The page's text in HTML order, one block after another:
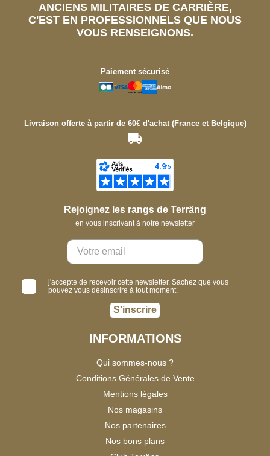
ANCIENS MILITAIRES DE CARRIÈRE,
C'EST EN PROFESSIONNELS QUE NOUS
VOUS RENSEIGNONS.
Paiement sécurisé
Livraison offerte à partir de 60€ d'achat (France et Belgique)
Rejoignez les rangs de Terräng
en vous inscrivant à notre newsletter
j'accepte de recevoir cette newsletter. Sachez que vous
pouvez vous désinscrire à tout moment.
S'inscrire
INFORMATIONS
Qui sommes-nous ?
Conditions Générales de Vente
Mentions légales
Nos magasins
Nos partenaires
Nos bons plans